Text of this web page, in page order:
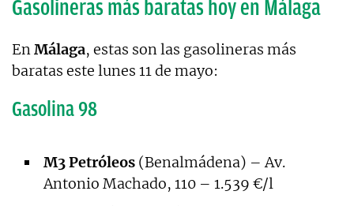
Gasolineras más baratas hoy en Málaga
EnMálaga, estas son las gasolineras más
baratas este lunes 11 de mayo:
Gasolina 98
M3 Petróleos (Benalmádena) – Av.
Antonio Machado, 110 – 1.539 €/l